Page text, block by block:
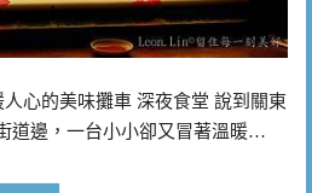
心的美味攤車 深夜食堂 說到關東
道邊，一台小小卻又冒著溫暖…